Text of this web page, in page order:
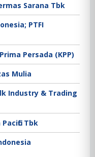
Sarana Tbk
PTFI
Persada (KPP)
Mulia
Industry & Trading
Tbk